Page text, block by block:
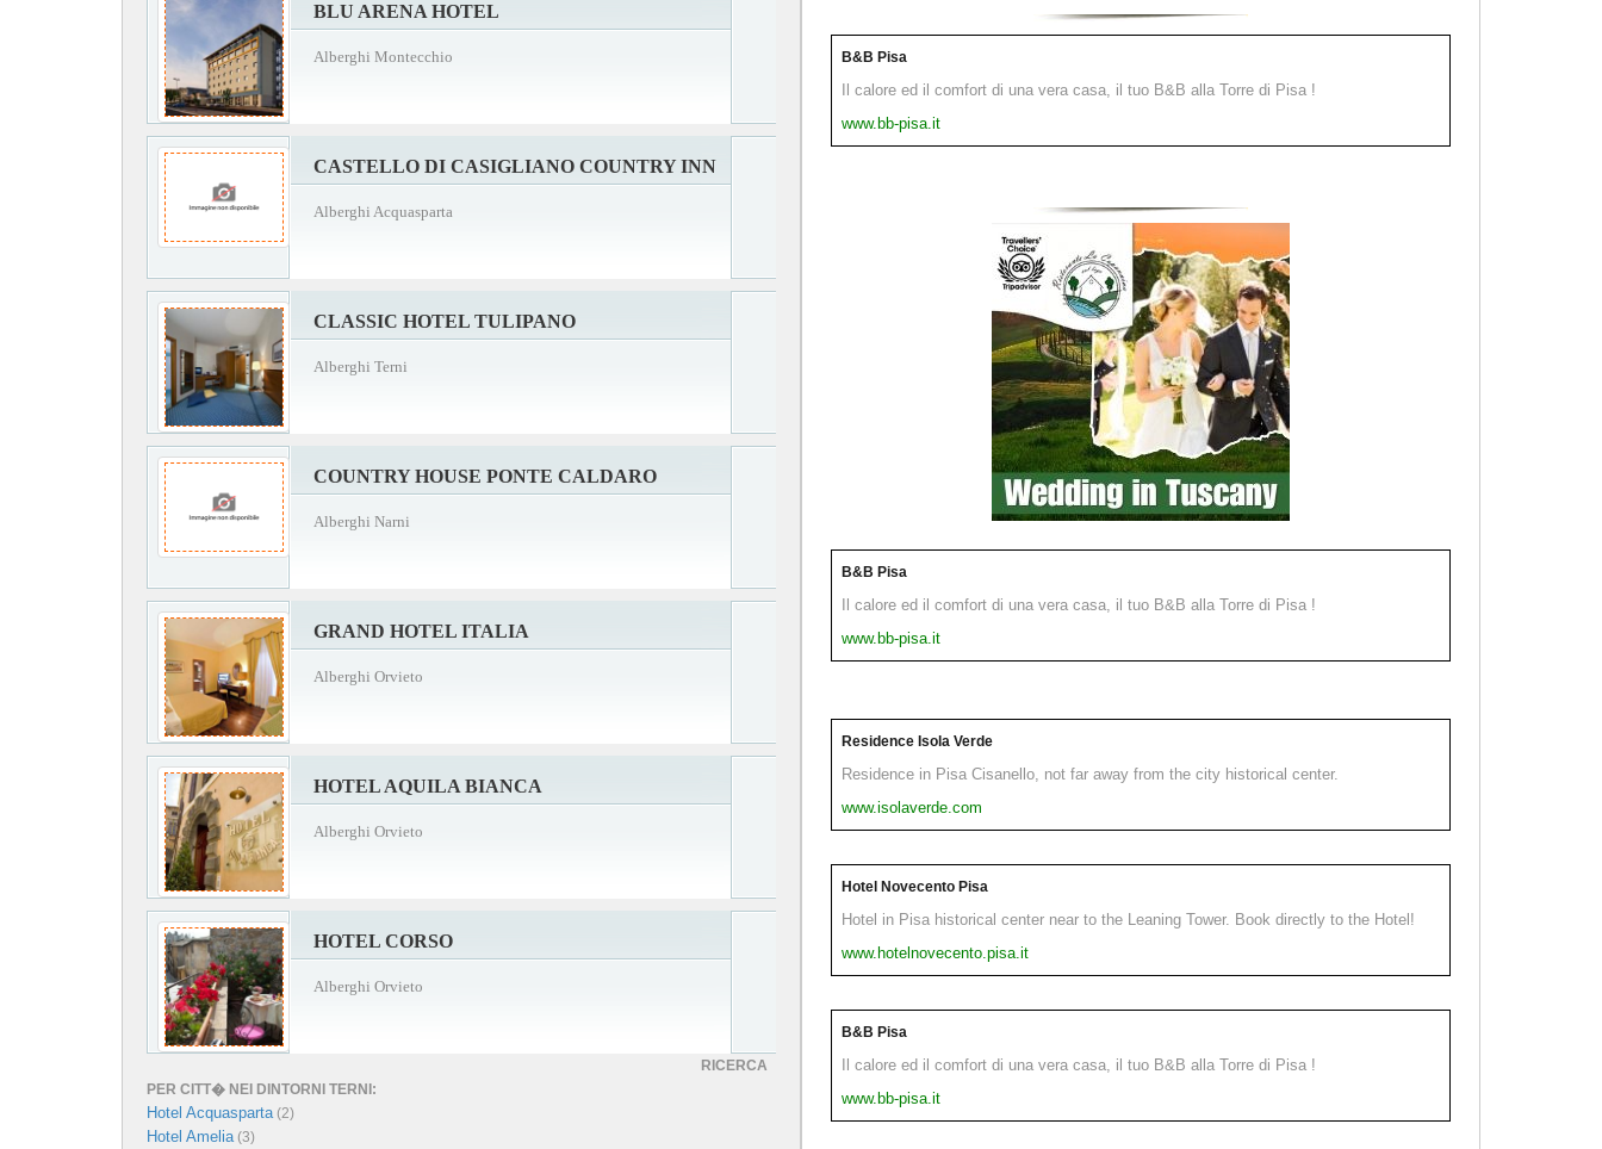
BLU ARENA HOTEL
Alberghi Montecchio
CASTELLO DI CASIGLIANO COUNTRY INN
Alberghi Acquasparta
CLASSIC HOTEL TULIPANO
Alberghi Terni
COUNTRY HOUSE PONTE CALDARO
Alberghi Narni
GRAND HOTEL ITALIA
Alberghi Orvieto
HOTEL AQUILA BIANCA
Alberghi Orvieto
HOTEL CORSO
Alberghi Orvieto
RICERCA
PER CITT� NEI DINTORNI TERNI:
Hotel Acquasparta(2)
Hotel Amelia(3)
B&B Pisa
Il calore ed il comfort di una vera casa, il tuo B&B alla Torre di Pisa !
www.bb-pisa.it
B&B Pisa
Il calore ed il comfort di una vera casa, il tuo B&B alla Torre di Pisa !
www.bb-pisa.it
Residence Isola Verde
Residence in Pisa Cisanello, not far away from the city historical center.
www.isolaverde.com
Hotel Novecento Pisa
Hotel in Pisa historical center near to the Leaning Tower. Book directly to the Hotel!
www.hotelnovecento.pisa.it
B&B Pisa
Il calore ed il comfort di una vera casa, il tuo B&B alla Torre di Pisa !
www.bb-pisa.it